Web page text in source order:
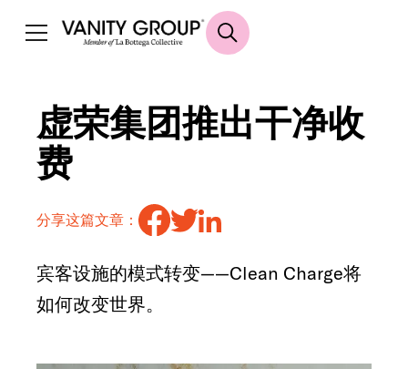
虚荣集团推出干净收
费
分享这篇文章：
宾客设施的模式转变——Clean Charge将
如何改变世界。